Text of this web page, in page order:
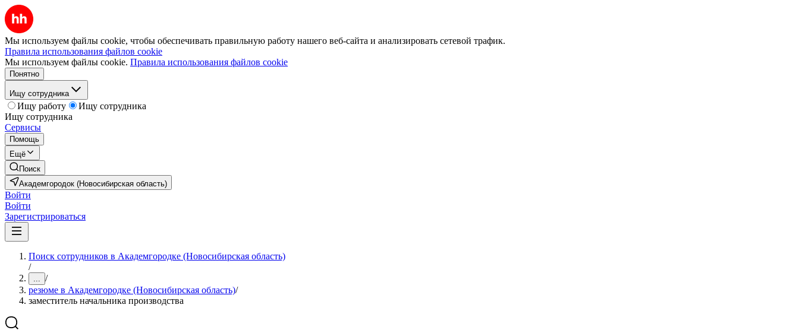
Мы используем файлы cookie, чтобы обеспечивать правильную работу нашего веб-сайта и анализировать сетевой трафик.
Правила использования файлов cookie
Мы используем файлы cookie. Правила использования файлов cookie
Понятно
Ищу сотрудника
Ищу работу
Ищу сотрудника
Ищу сотрудника
Сервисы
Помощь
Ещё
Поиск
Академгородок (Новосибирская область)
Войти
Войти
Зарегистрироваться
Поиск сотрудников в Академгородке (Новосибирская область)
/
... /
резюме в Академгородке (Новосибирская область)/
заместитель начальника производства